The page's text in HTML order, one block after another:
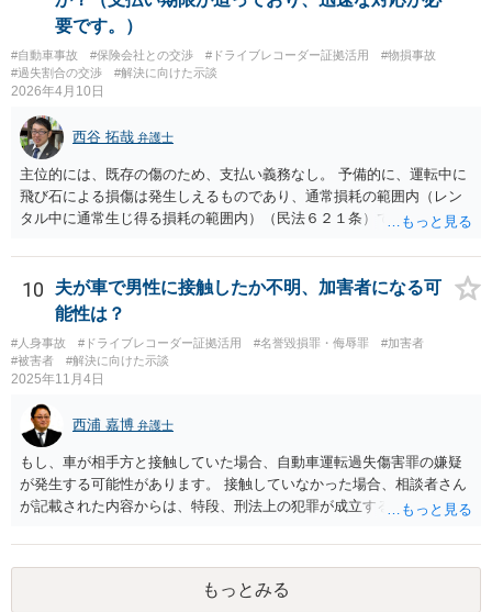
要です。）
#自動車事故 #保険会社との交渉 #ドライブレコーダー証拠活用
#物損事故
#過失割合の交渉
#解決に向けた示談
2026年4月10日
西谷 拓哉 弁護士
主位的には、既存の傷のため、支払い義務なし。 予備的に、運転中に
飛び石による損傷は発生しえるものであり、通常損耗の範囲内（レン
タル中に通常生じ得る損耗の範囲内）（民法６２１条）であり、原状
とが考えられます。 （参考） 民法（賃借人の原状回復義務） 第六百
二十一条 賃借人は、賃借物を受け取った後にこれに生じた損傷（通
常の使用及び収益によって生じた賃借物の損耗並びに賃借物の経年変
化を除く。以下この条において同じ。）がある場合において、賃貸借
が終了したときは、その損傷を原状に復する義務を負う。ただし、そ
の損傷が賃借人の責めに帰することができない事由によるものである
10
夫が車で男性に接触したか不明、加害者になる可
能性は？
#人身事故 #ドライブレコーダー証拠活用 #名誉毀損罪・侮辱罪
#加害者
#被害者
#解決に向けた示談
2025年11月4日
西浦 嘉博 弁護士
もし、車が相手方と接触していた場合、自動車運転過失傷害罪の嫌疑
が発生する可能性があります。 接触していなかった場合、相談者さん
が記載された内容からは、特段、刑法上の犯罪が成立する様には見受
も検討ください。 上記、ご参考ください。
もっとみる